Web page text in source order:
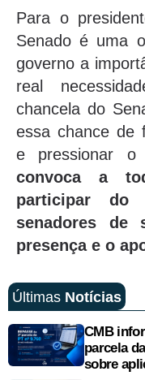
Para o
Senado é uma
governo a
real
chancela do
essa chance de
e pressionar o
convoca a
participar do
senadores de
presença e o
Últimas Notícias
CMB
parcela
sobre